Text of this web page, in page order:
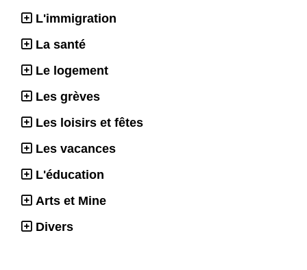
L'immigration
La santé
Le logement
Les grèves
Les loisirs et fêtes
Les vacances
L'éducation
Arts et Mine
Divers